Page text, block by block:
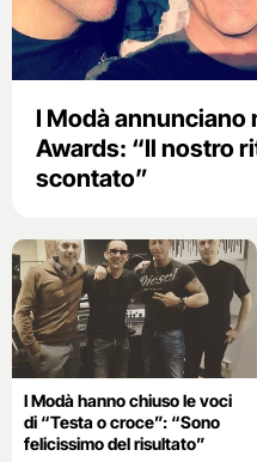
I Modà annunciano
Awards: “Il nostro
scontato”
I Modà hanno chiuso le voci
di “Testa o croce”: “Sono
felicissimo del risultato”